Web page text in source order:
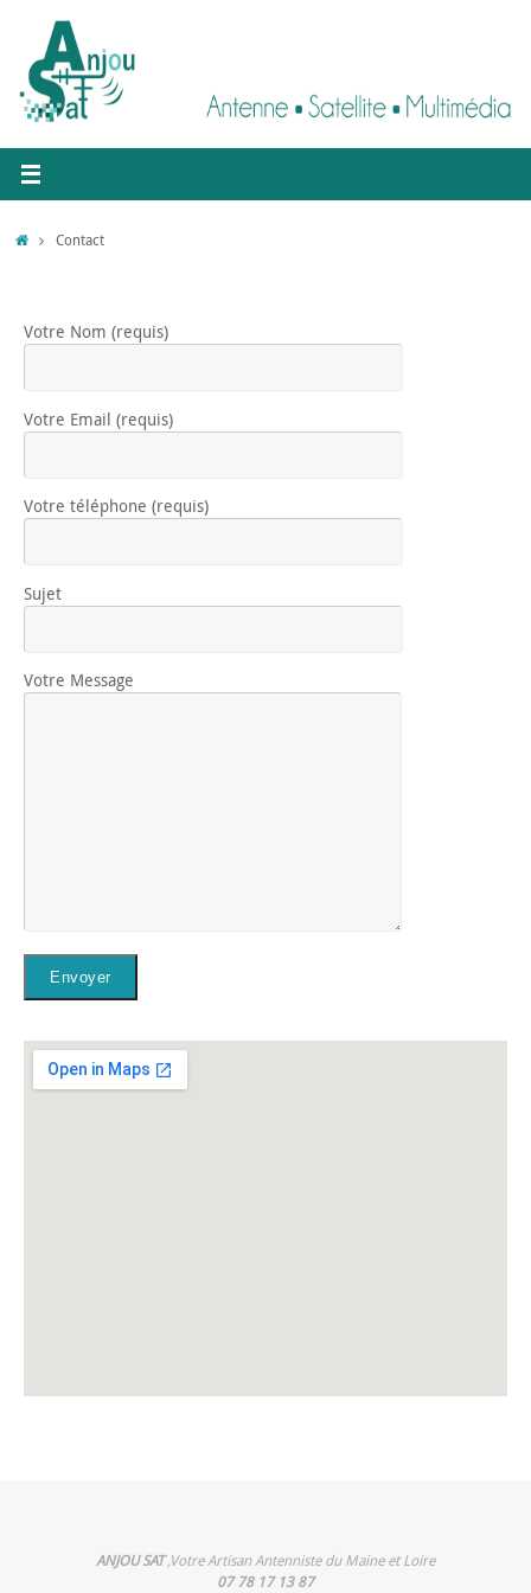
Contact
Votre Nom (requis)
Votre Email (requis)
Votre téléphone (requis)
Sujet
Votre Message
ANJOU SAT,Votre Artisan Antenniste du Maine et Loire
07 78 17 13 87